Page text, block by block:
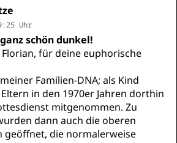
Uhr
schön dunkel!
für deine euphorische
Familien-DNA; als Kind
in den 1970er Jahren dorthin
mitgenommen. Zu
dann auch die oberen
geöffnet, die normalerweise